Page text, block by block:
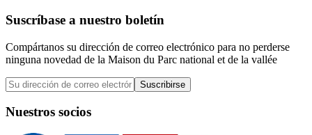
Suscríbase a nuestro boletín
Compártanos su dirección de correo electrónico para no perderse
ninguna novedad de la Maison du Parc national et de la vallée
Suscribirse
Nuestros socios